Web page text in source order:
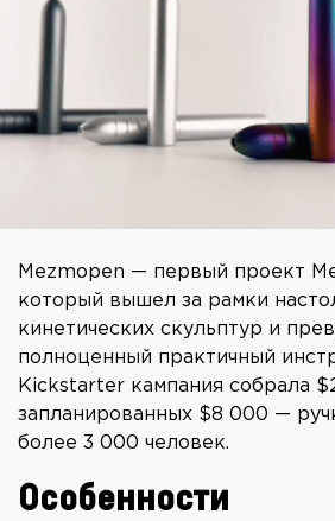
Mezmopen — первый проект
который вышел за рамки
кинетических скульптур и
полноценный практичный
Kickstarter кампания собрала
запланированных $8 000 —
более 3 000 человек.
Особенности